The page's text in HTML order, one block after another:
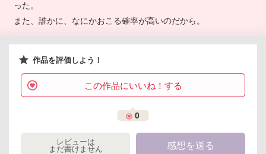
った。
また、誰かに、なにかおこる確率が高いのだから。
作品を評価しよう！
この作品にいいね！する
0
レビューは
まだ書けません
感想を送る